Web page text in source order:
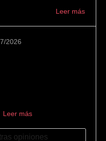
Leer más
2026
Leer más
opiniones